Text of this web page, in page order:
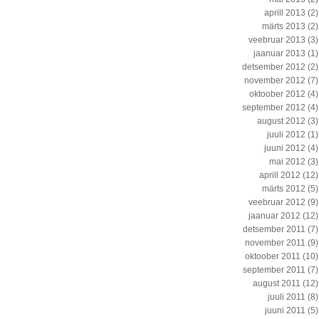
aprill 2013 (2)
märts 2013 (2)
veebruar 2013 (3)
jaanuar 2013 (1)
detsember 2012 (2)
november 2012 (7)
oktoober 2012 (4)
september 2012 (4)
august 2012 (3)
juuli 2012 (1)
juuni 2012 (4)
mai 2012 (3)
aprill 2012 (12)
märts 2012 (5)
veebruar 2012 (9)
jaanuar 2012 (12)
detsember 2011 (7)
november 2011 (9)
oktoober 2011 (10)
september 2011 (7)
august 2011 (12)
juuli 2011 (8)
juuni 2011 (5)